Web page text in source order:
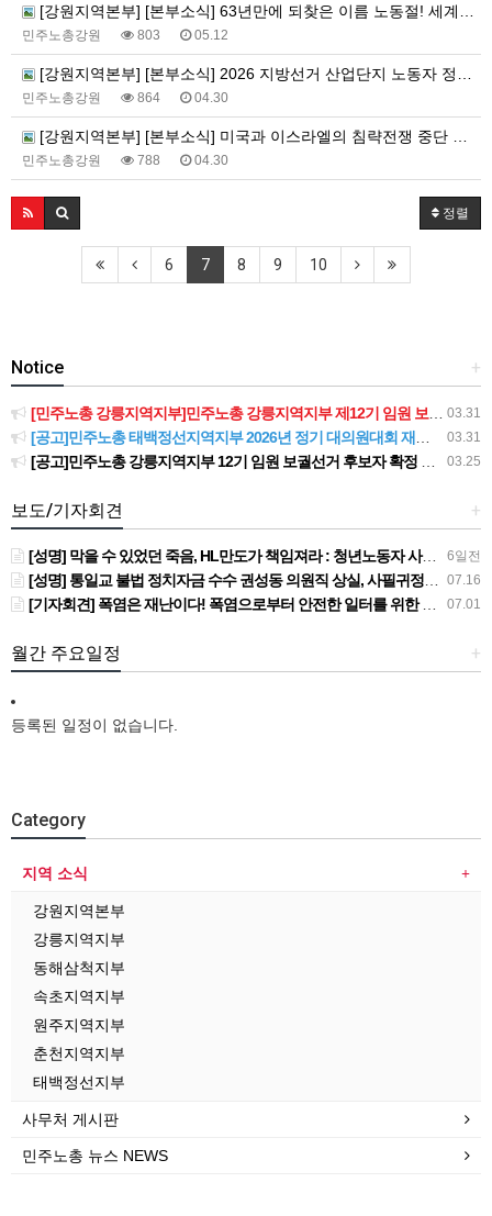
[강원지역본부] [본부소식] 63년만에 되찾은 이름 노동절! 세계노동절 강원지역대회를 보다!
민주노총강원 803 05.12
[강원지역본부] [본부소식] 2026 지방선거 산업단지 노동자 정책요구 서명운동+노동자 안전권 요구 집중 선전전
민주노총강원 864 04.30
[강원지역본부] [본부소식] 미국과 이스라엘의 침략전쟁 중단 및 호르무즈 해협 파병 거부 국민동의청원 대시민 캠페인
민주노총강원 788 04.30
정렬
6 7 8 9 10
+
Notice
03.31
[민주노총 강릉지역지부]민주노총 강릉지역지부 제12기 임원 보궐선거결과 공고
03.31
[공고]민주노총 태백정선지역지부 2026년 정기 대의원대회 재소집 건
03.25
[공고]민주노총 강릉지역지부 12기 임원 보궐선거 후보자 확정 공고
+
보도/기자회견
6일전
[성명] 막을 수 있었던 죽음, HL만도가 책임져라 : 청년노동자 사망사고의 철저한 진상규명과 재발방지 대책 마련하라
07.16
[성명] 통일교 불법 정치자금 수수 권성동 의원직 상실, 사필귀정이다
07.01
[기자회견] 폭염은 재난이다! 폭염으로부터 안전한 일터를 위한 민주노총 강원지역본부 폭염감시단 선포 기자회견
+
월간 주요일정
등록된 일정이 없습니다.
Category
지역 소식
강원지역본부
강릉지역지부
동해삼척지부
속초지역지부
원주지역지부
춘천지역지부
태백정선지부
사무처 게시판
민주노총 뉴스 NEWS